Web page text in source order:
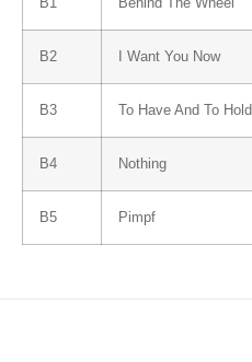
B1 Behind The Wheel
B2 I Want You Now
B3 To Have And To Hold
B4 Nothing
B5 Pimpf